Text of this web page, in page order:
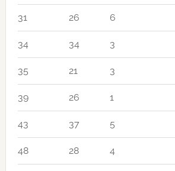
31 26 6
34 34 3
35 21 3
39 26 1
43 37 5
48 28 4